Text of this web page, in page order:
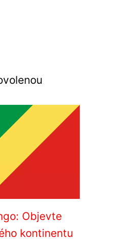
Objevte
kontinentu